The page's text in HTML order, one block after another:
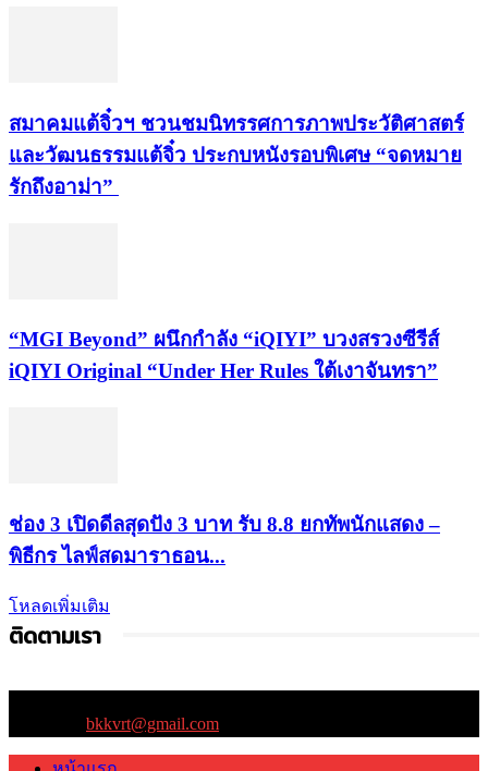
สมาคมแต้จิ๋วฯ ชวนชมนิทรรศการภาพประวัติศาสตร์
และวัฒนธรรมแต้จิ๋ว ประกบหนังรอบพิเศษ “จดหมาย
รักถึงอาม่า”
“MGI Beyond” ผนึกกำลัง “iQIYI” บวงสรวงซีรีส์
iQIYI Original “Under Her Rules ใต้เงาจันทรา”
ช่อง 3 เปิดดีลสุดปัง 3 บาท รับ 8.8 ยกทัพนักแสดง –
พิธีกร ไลฟ์สดมาราธอน...
โหลดเพิ่มเติม
ติดตามเรา
bkkvrt@gmail.com